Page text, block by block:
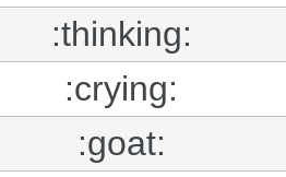
:thinking:
:crying:
:goat: